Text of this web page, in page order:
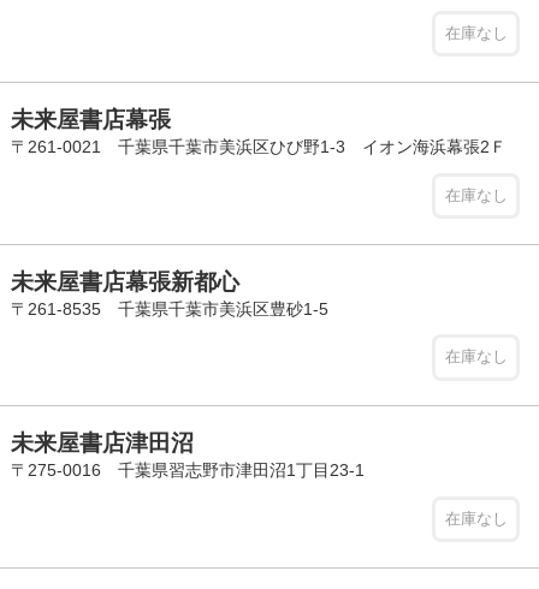
在庫なし
未来屋書店幕張
〒261-0021 千葉県千葉市美浜区ひび野1-3 イオン海浜幕張2Ｆ
在庫なし
未来屋書店幕張新都心
〒261-8535 千葉県千葉市美浜区豊砂1-5
在庫なし
未来屋書店津田沼
〒275-0016 千葉県習志野市津田沼1丁目23-1
在庫なし